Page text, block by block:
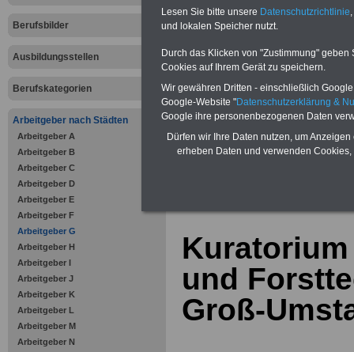
Berufsbilder
Ausbildungsstellen
Berufskategorien
Arbeitgeber nach Städten
Arbeitgeber A
Arbeitgeber B
Arbeitgeber C
Arbeitgeber D
Arbeitgeber E
Arbeitgeber F
Arbeitgeber G
Arbeitgeber H
Arbeitgeber I
Arbeitgeber J
Arbeitgeber K
Arbeitgeber L
Arbeitgeber M
Arbeitgeber N
Berufsunfähigkeitsabsicherung-
Krankenzusatzversicherung
Krankenkassen-
Zahnzusatzversicherung
Krankenversicherung
und
Groß-
Lesen Sie bitte unsere Datenschutzrichtlinie
und lokalen Speicher nutzt.
Durch das Klicken von "Zustimmung"
Cookies auf Ihrem Gerät zu speichern.
Wir gewähren Dritten - einschließlich
Google-Website "Datenschutzerklärung &
Google ihre personenbezogenen Daten
Dürfen wir Ihre Daten nutzen, um
erheben Daten und verwenden